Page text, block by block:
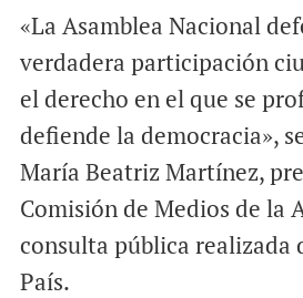
«La Asamblea Nacional
verdadera participación
el derecho en el que se
defiende la democracia»,
María Beatriz Martínez,
Comisión de Medios de la
consulta pública realizada
País.